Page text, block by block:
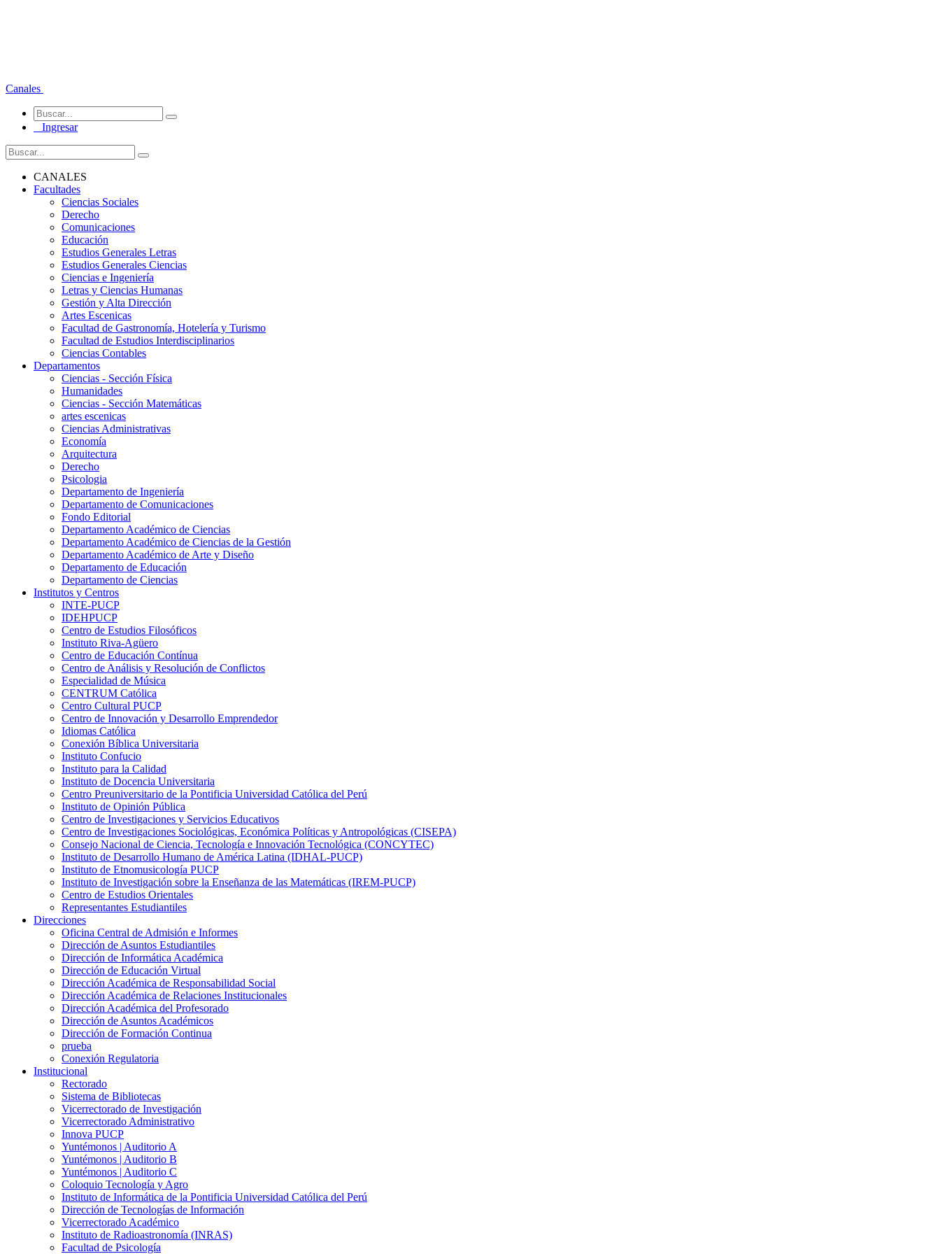
Canales
Ingresar
CANALES
Facultades
Ciencias Sociales
Derecho
Comunicaciones
Educación
Estudios Generales Letras
Estudios Generales Ciencias
Ciencias e Ingeniería
Letras y Ciencias Humanas
Gestión y Alta Dirección
Artes Escenicas
Facultad de Gastronomía, Hotelería y Turismo
Facultad de Estudios Interdisciplinarios
Ciencias Contables
Departamentos
Ciencias - Sección Física
Humanidades
Ciencias - Sección Matemáticas
artes escenicas
Ciencias Administrativas
Economía
Arquitectura
Derecho
Psicologia
Departamento de Ingeniería
Departamento de Comunicaciones
Fondo Editorial
Departamento Académico de Ciencias
Departamento Académico de Ciencias de la Gestión
Departamento Académico de Arte y Diseño
Departamento de Educación
Departamento de Ciencias
Institutos y Centros
INTE-PUCP
IDEHPUCP
Centro de Estudios Filosóficos
Instituto Riva-Agüero
Centro de Educación Contínua
Centro de Análisis y Resolución de Conflictos
Especialidad de Música
CENTRUM Católica
Centro Cultural PUCP
Centro de Innovación y Desarrollo Emprendedor
Idiomas Católica
Conexión Bíblica Universitaria
Instituto Confucio
Instituto para la Calidad
Instituto de Docencia Universitaria
Centro Preuniversitario de la Pontificia Universidad Católica del Perú
Instituto de Opinión Pública
Centro de Investigaciones y Servicios Educativos
Centro de Investigaciones Sociológicas, Económica Políticas y Antropológicas (CISEPA)
Consejo Nacional de Ciencia, Tecnología e Innovación Tecnológica (CONCYTEC)
Instituto de Desarrollo Humano de América Latina (IDHAL-PUCP)
Instituto de Etnomusicología PUCP
Instituto de Investigación sobre la Enseñanza de las Matemáticas (IREM-PUCP)
Centro de Estudios Orientales
Representantes Estudiantiles
Direcciones
Oficina Central de Admisión e Informes
Dirección de Asuntos Estudiantiles
Dirección de Informática Académica
Dirección de Educación Virtual
Dirección Académica de Responsabilidad Social
Dirección Académica de Relaciones Institucionales
Dirección Académica del Profesorado
Dirección de Asuntos Académicos
Dirección de Formación Continua
prueba
Conexión Regulatoria
Institucional
Rectorado
Sistema de Bibliotecas
Vicerrectorado de Investigación
Vicerrectorado Administrativo
Innova PUCP
Yuntémonos | Auditorio A
Yuntémonos | Auditorio B
Yuntémonos | Auditorio C
Coloquio Tecnología y Agro
Instituto de Informática de la Pontificia Universidad Católica del Perú
Dirección de Tecnologías de Información
Vicerrectorado Académico
Instituto de Radioastronomía (INRAS)
Facultad de Psicología